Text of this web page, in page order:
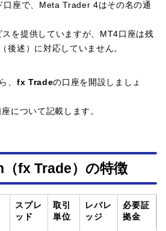
口座で、Meta Trader 4はその名の通
スを提供していますが、MT4口座は残
後述）に対応していません。
、 fx Tradeの口座を開設しましょ
について記載します。
fx Trade）の特徴
スプレ
ッド
取引
単位
レバレ
ッジ
必要証
拠金